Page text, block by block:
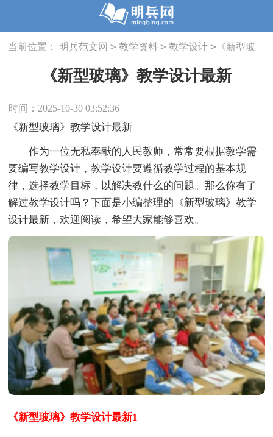
当前位置： 明兵范文网 > 教学资料 > 教学设计 > 《新型玻
璃》教学设计最新
《新型玻璃》教学设计最新
时间：2025-10-30 03:52:36
《新型玻璃》教学设计最新
作为一位无私奉献的人民教师，常常要根据教学需
要编写教学设计，教学设计要遵循教学过程的基本规
律，选择教学目标，以解决教什么的问题。那么你有了
解过教学设计吗？下面是小编整理的《新型玻璃》教学
设计最新，欢迎阅读，希望大家能够喜欢。
《新型玻璃》教学设计最新1